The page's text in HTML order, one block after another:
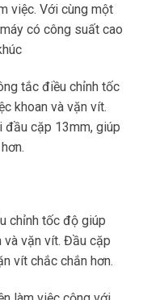
việc. Với cùng một
có công suất cao
tắc điều chỉnh tốc
khoan và vặn vít.
đầu cặp 13mm, giúp
chỉnh tốc độ giúp
và vặn vít. Đầu cặp
vít chắc chắn hơn.